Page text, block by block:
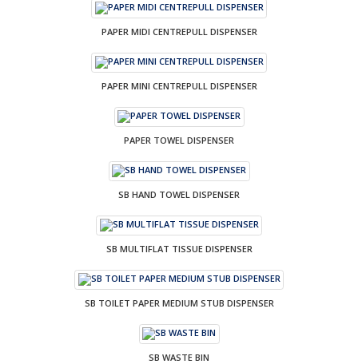
PAPER MIDI CENTREPULL DISPENSER
PAPER MINI CENTREPULL DISPENSER
PAPER TOWEL DISPENSER
SB HAND TOWEL DISPENSER
SB MULTIFLAT TISSUE DISPENSER
SB TOILET PAPER MEDIUM STUB DISPENSER
SB WASTE BIN